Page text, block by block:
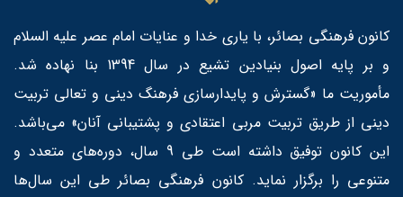
کانون فرهنگی بصائر، با یاری خدا و عنایات امام عصر علیه السلام
و بر پایه اصول بنیادین تشیع در سال 1394 بنا نهاده شد.
مأموریت ما «گسترش و پایدارسازی فرهنگ دینی و تعالی تربیت
دینی از طریق تربیت مربی اعتقادی و پشتیبانی آنان» می‌باشد.
این کانون توفیق داشته است طی 9 سال، دوره‌های متعدد و
متنوعی را برگزار نماید. کانون فرهنگی بصائر طی این سال‌ها